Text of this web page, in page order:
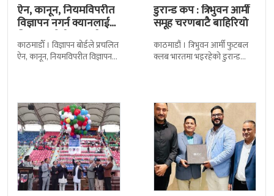
ऐन, कानून, नियमविपरीत
विज्ञापन नगर्न क्यानलाई
विज्ञापन बोर्डद्वारा सचेत
काठमाडाैँ । विज्ञापन बोर्डले प्रचलित
ऐन, कानून, नियमविपरीत विज्ञापन
डुरान्ड कप : त्रिभुवन आर्मी
समूह चरणबाटै बाहिरियो
काठमाडौं । त्रिभुवन आर्मी फुटबल
क्लब भारतमा भइरहेको डुरान्ड